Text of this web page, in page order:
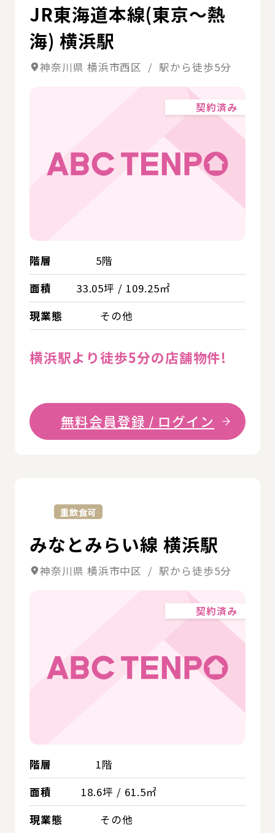
JR東海道本線(東京～熱
海) 横浜駅
神奈川県 横浜市西区 / 駅から徒歩5分
契約済み
階層
5階
面積
33.05坪 / 109.25㎡
現業態
その他
横浜駅より徒歩5分の店舗物件!
無料会員登録 / ログイン
重飲食可
みなとみらい線 横浜駅
神奈川県 横浜市中区 / 駅から徒歩5分
契約済み
階層
1階
面積
18.6坪 / 61.5㎡
現業態
その他